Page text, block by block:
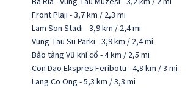
Front Plajı - 3,7 km / 2,3 mi
Lam Son Stadı - 3,9 km / 2,4 mi
Vung Tau Su Parkı - 3,9 km / 2,4 mi
Bảo tàng Vũ khí cổ - 4 km / 2,5 mi
Con Dao Ekspres Feribotu - 4,8 km / 3 mi
Lang Co Ong - 5,3 km / 3,3 mi